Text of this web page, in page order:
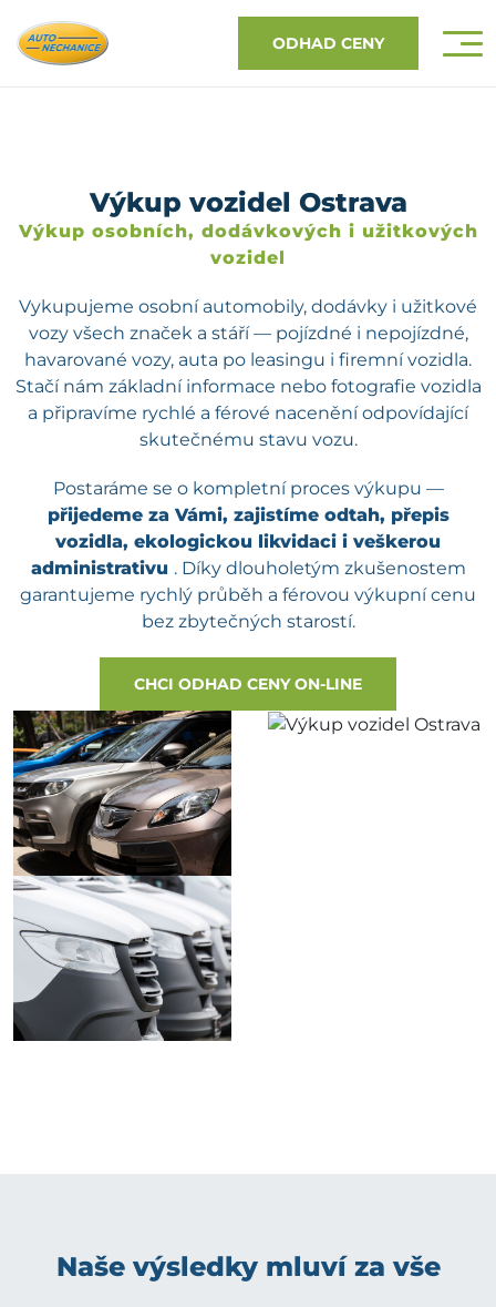
ODHAD CENY
Výkup vozidel Ostrava
Výkup osobních, dodávkových i užitkových
vozidel
Vykupujeme osobní automobily, dodávky i užitkové
vozy všech značek a stáří — pojízdné i nepojízdné,
havarované vozy, auta po leasingu i firemní vozidla.
Stačí nám základní informace nebo fotografie vozidla
a připravíme rychlé a férové nacenění odpovídající
skutečnému stavu vozu.
Postaráme se o kompletní proces výkupu —
přijedeme za Vámi, zajistíme odtah, přepis
vozidla, ekologickou likvidaci i veškerou
administrativu . Díky dlouholetým zkušenostem
garantujeme rychlý průběh a férovou výkupní cenu
bez zbytečných starostí.
CHCI ODHAD CENY ON-LINE
Naše výsledky mluví za vše